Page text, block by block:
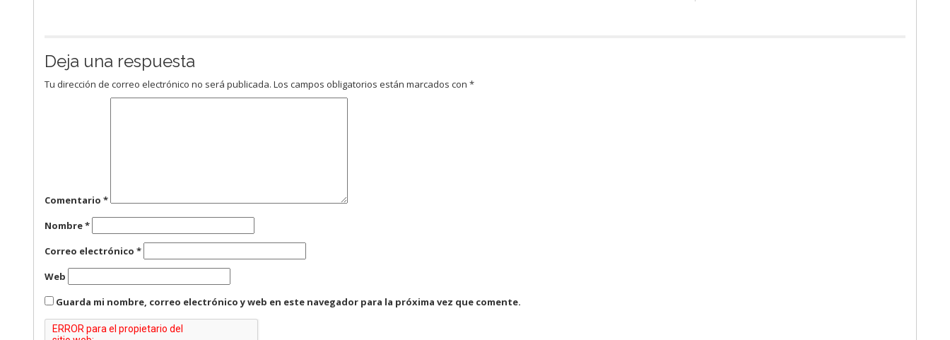
Deja una respuesta
Tu dirección de correo electrónico no será publicada. Los campos obligatorios están marcados con*
Comentario*
Nombre*
Correo electrónico*
Web
Guarda mi nombre, correo electrónico y web en este navegador para la próxima vez que comente.